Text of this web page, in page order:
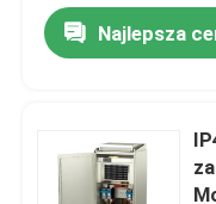
Najlepsza